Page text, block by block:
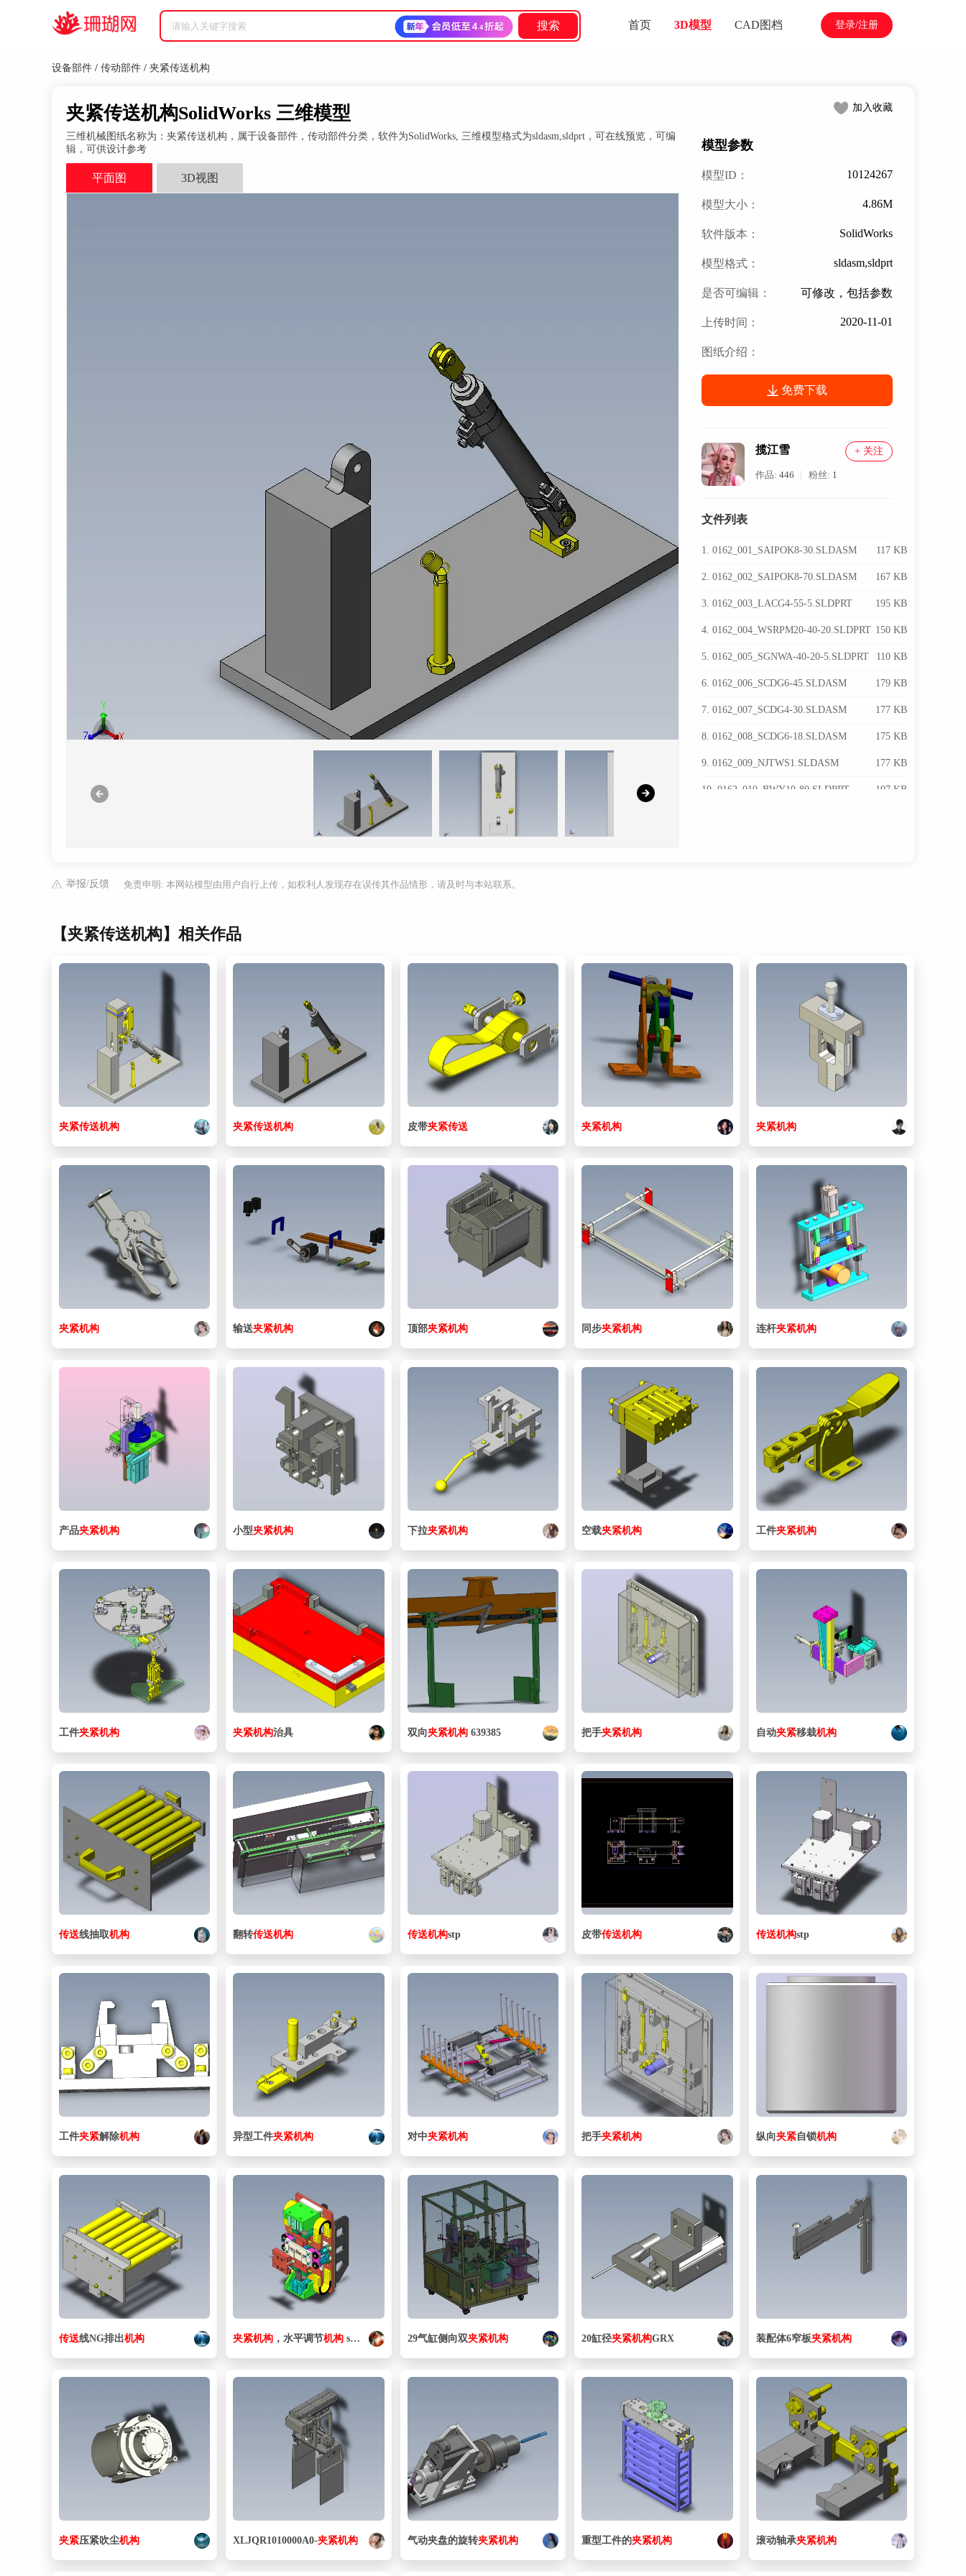
搜索 首页 3D模型 CAD图档 登录/注册
设备部件 / 传动部件 / 夹紧传送机构
夹紧传送机构SolidWorks 三维模型
三维机械图纸名称为：夹紧传送机构，属于设备部件，传动部件分类，软件为SolidWorks, 三维模型格式为sldasm,sldprt，可在线预览，可编
辑，可供设计参考
平面图 3D视图
加入收藏
模型参数
模型ID： 10124267
模型大小： 4.86M
软件版本： SolidWorks
模型格式： sldasm,sldprt
是否可编辑： 可修改，包括参数
上传时间： 2020-11-01
图纸介绍：
免费下载
揽江雪
作品:446 粉丝: 1
+ 关注
文件列表
1. 0162_001_SAIPOK8-30.SLDASM 117 KB
2. 0162_002_SAIPOK8-70.SLDASM 167 KB
3. 0162_003_LACG4-55-5.SLDPRT 195 KB
4. 0162_004_WSRPM20-40-20.SLDPRT 150 KB
5. 0162_005_SGNWA-40-20-5.SLDPRT 110 KB
6. 0162_006_SCDG6-45.SLDASM 179 KB
7. 0162_007_SCDG4-30.SLDASM 177 KB
8. 0162_008_SCDG6-18.SLDASM 175 KB
9. 0162_009_NJTWS1.SLDASM 177 KB
10. 0162_010_BWY10-80.SLDPRT 197 KB
18. 0162_205_Base_Plate.SLDPRT
19. 0162_301_M3x8.SLDPRT
20. 0162_302_M6x12.SLDPRT
21. 0162_Work_A.SLDPRT
22. 0162_Z_Cylinder_PBDAS16x75_1.SLDPRT303 KB
144 KB
27. 0162_Z_NJTWS1_1.SLDPRT
28. 0162_Z_NJTWS1_2.SLDPRT
29. 0162_Z_NJTWS1_3.SLDPRT
30. 0162_Z_SAIPOK8-30 _1.SLDPRT 172 KB
31. 0162_Z_SAIPOK8-30 _2.SLDPRT 157 KB
158 KB
33. 0162_Z_SAIPOK8-70 _2.SLDPRT 153 KB
34. 0162_Z_SCDG4-30_1.SLDPRT 184 KB
35. 0162_Z_SCDG4-30_2.SLDPRT 130 KB
36. 0162_Z_SCDG6-18_1.SLDPRT
37. 0162_Z_SCDG6-18_2.SLDPRT 128 KB
38. 0162_Z_SCDG6-45_1.SLDPRT 177 KB
41. _0162_Assy.SLDASM
42. _0162_SA01.SLDASM 784 KB
537 KB
44. _0162_SA03.SLDASM
举报/反馈 免责申明: 本网站模型由用户自行上传，如权利人发现存在误传其作品情形，请及时与本站联系。
【夹紧传送机构】相关作品
夹紧传送机构 夹紧传送机构 皮带夹紧传送 夹紧机构 夹紧机构
夹紧机构 输送夹紧机构 顶部夹紧机构 同步夹紧机构 连杆夹紧机构
产品夹紧机构 小型夹紧机构 下拉夹紧机构 空载夹紧机构 工件夹紧机构
工件夹紧机构 夹紧机构治具 双向夹紧机构639385 把手夹紧机构 自动夹紧移栽机构
传送线抽取机构 翻转传送机构 传送机构stp 皮带传送机构 传送机构stp
工件夹紧解除机构 异型工件夹紧机构 对中夹紧机构 把手夹紧机构 纵向夹紧自锁机构
传送线NG排出机构 夹紧机构 ，水平调节机构 step 29气缸侧向双夹紧机构 20缸径夹紧机构GRX 装配体6窄板夹紧机构
夹紧压紧吹尘机构 XLJQR1010000A0-夹紧机构 气动夹盘的旋转夹紧机构 重型工件的夹紧机构 滚动轴承夹紧机构